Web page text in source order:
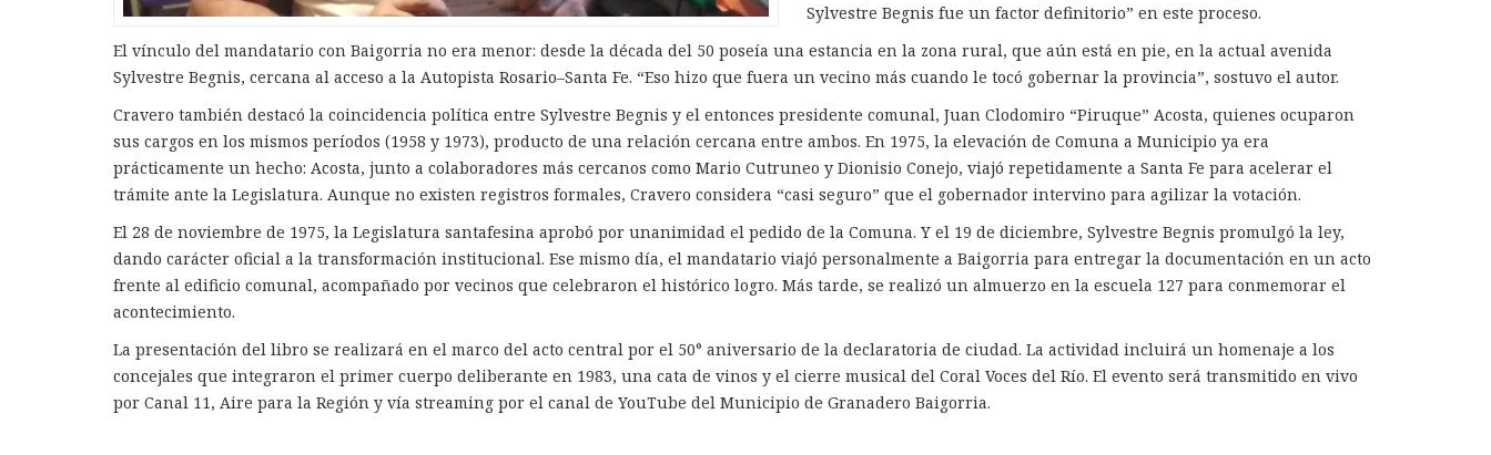
Sylvestre Begnis fue un factor definitorio” en este proceso.
El vínculo del mandatario con Baigorria no era menor: desde la década del 50 poseía una estancia en la zona rural, que aún está en pie, en la actual avenida
Sylvestre Begnis, cercana al acceso a la Autopista Rosario–Santa Fe. “Eso hizo que fuera un vecino más cuando le tocó gobernar la provincia”, sostuvo el autor.
Cravero también destacó la coincidencia política entre Sylvestre Begnis y el entonces presidente comunal, Juan Clodomiro “Piruque” Acosta, quienes ocuparon
sus cargos en los mismos períodos (1958 y 1973), producto de una relación cercana entre ambos. En 1975, la elevación de Comuna a Municipio ya era
prácticamente un hecho: Acosta, junto a colaboradores más cercanos como Mario Cutruneo y Dionisio Conejo, viajó repetidamente a Santa Fe para acelerar el
trámite ante la Legislatura. Aunque no existen registros formales, Cravero considera “casi seguro” que el gobernador intervino para agilizar la votación.
El 28 de noviembre de 1975, la Legislatura santafesina aprobó por unanimidad el pedido de la Comuna. Y el 19 de diciembre, Sylvestre Begnis promulgó la ley,
dando carácter oficial a la transformación institucional. Ese mismo día, el mandatario viajó personalmente a Baigorria para entregar la documentación en un acto
frente al edificio comunal, acompañado por vecinos que celebraron el histórico logro. Más tarde, se realizó un almuerzo en la escuela 127 para conmemorar el
acontecimiento.
La presentación del libro se realizará en el marco del acto central por el 50° aniversario de la declaratoria de ciudad. La actividad incluirá un homenaje a los
concejales que integraron el primer cuerpo deliberante en 1983, una cata de vinos y el cierre musical del Coral Voces del Río. El evento será transmitido en vivo
por Canal 11, Aire para la Región y vía streaming por el canal de YouTube del Municipio de Granadero Baigorria.